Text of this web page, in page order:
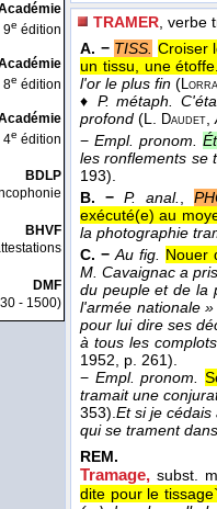
9e édition
8e édition
4e édition
BDLP
BHVF
DMF
- 1500)
TRAMER , verbe
A. − TISS. Croiser
un tissu, une étoffe.
l'or le plus fin (
♦ P. métaph.
profond (L. Daudet,
− Empl. pronom.
les ronflements se
193).
B. − P. anal.,
exécuté(e) au
la photographie
C. − Au fig. Nouer
M. Cavaignac a
du peuple et de la
l'armée nationale »
pour lui dire ses
à tous les
1952, p. 261).
− Empl. pronom.
tramait une
353).Et si je
qui se trament
REM.
Tramage, subst.
dite pour le